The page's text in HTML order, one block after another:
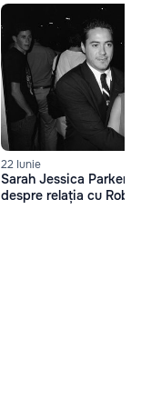
22 Iunie
Sarah Jessica Parker,
despre relația cu